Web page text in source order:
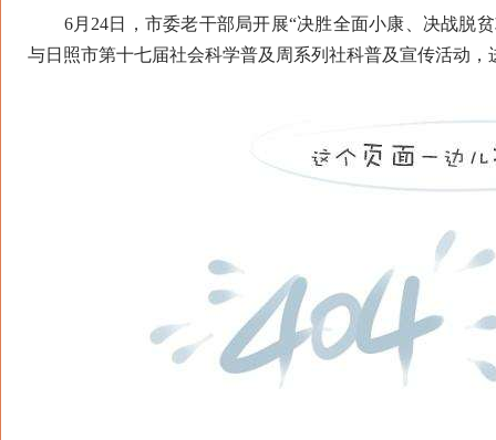
6月24日，市委老干部局开展“决胜全面小康、决战脱贫
与日照市第十七届社会科学普及周系列社科普及宣传活动